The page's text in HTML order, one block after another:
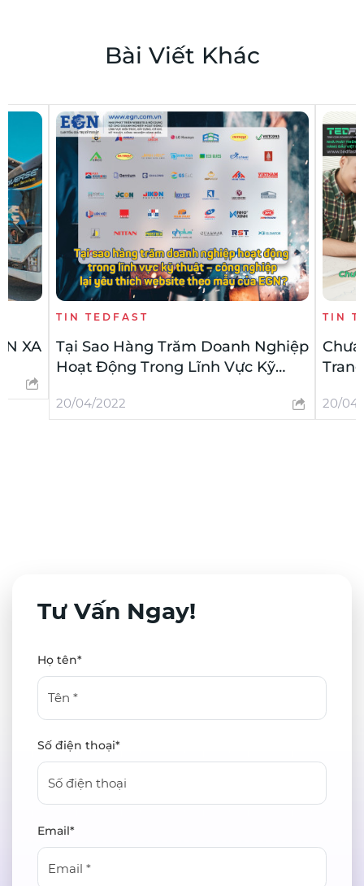
Bài Viết Khác
XA
TIN TEDFAST
Tại Sao Hàng Trăm Doanh Nghiệp
Hoạt Động Trong Lĩnh Vực Kỹ
Website Theo Mẫu Của TEDFAST?
20/04/2022
TIN
20/
Tư Vấn Ngay!
Họ tên*
Số điện thoại*
Email*